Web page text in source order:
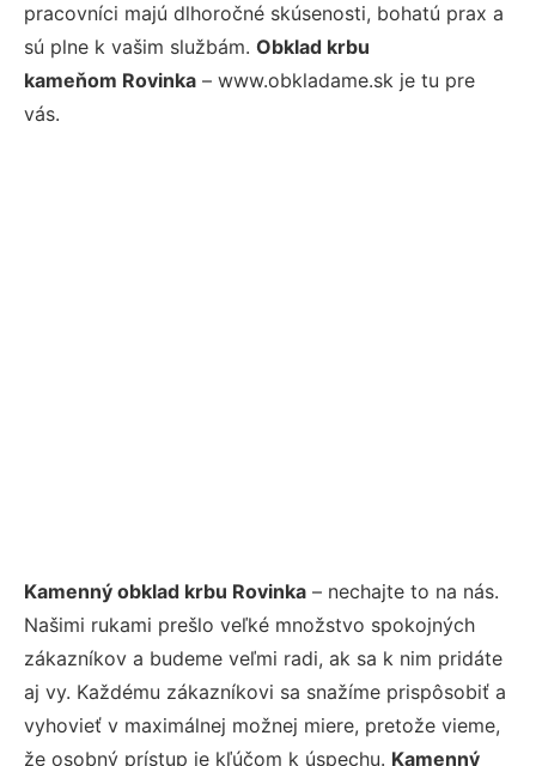
pracovníci majú dlhoročné skúsenosti, bohatú prax a
sú plne k vašim službám. Obklad krbu
kameňom Rovinka – www.obkladame.sk je tu pre
vás.
Kamenný obklad krbu Rovinka – nechajte to na nás.
Našimi rukami prešlo veľké množstvo spokojných
zákazníkov a budeme veľmi radi, ak sa k nim pridáte
aj vy. Každému zákazníkovi sa snažíme prispôsobiť a
vyhovieť v maximálnej možnej miere, pretože vieme,
že osobný prístup je kľúčom k úspechu. Kamenný